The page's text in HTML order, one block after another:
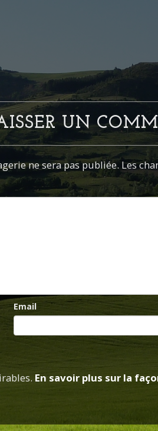
UN
ne sera pas publiée. Les
Email
En savoir plus sur la